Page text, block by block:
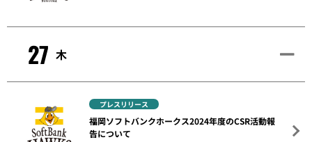
27 木
プレスリリース
福岡ソフトバンクホークス2024年度のCSR活動報
告について